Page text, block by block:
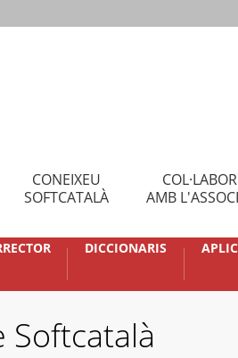
CONEIXEU
SOFTCATALÀ
AMB
DICCIONARIS
Softcatalà